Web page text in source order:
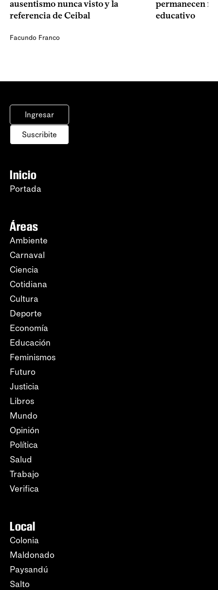
ausentismo nunca visto y la
referencia de Ceibal
Facundo Franco
permanecen
educativo
Ingresar
Suscribite
Inicio
Portada
Áreas
Ambiente
Carnaval
Ciencia
Cotidiana
Cultura
Deporte
Economía
Educación
Feminismos
Futuro
Justicia
Libros
Mundo
Opinión
Política
Salud
Trabajo
Verifica
Local
Colonia
Maldonado
Paysandú
Salto